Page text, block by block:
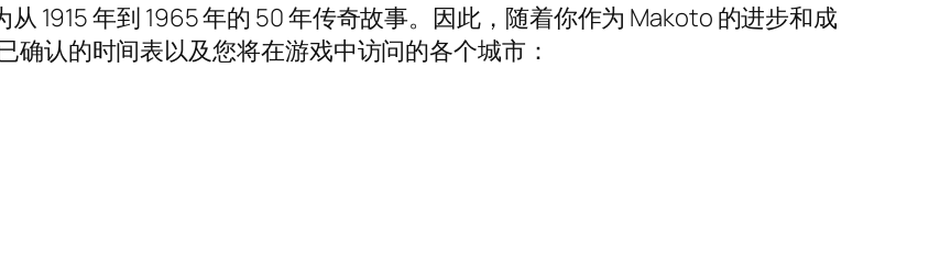
1915 年到 1965 年的 50 年传奇故事。因此，随着你作为 Makoto 的进步和成
认的时间表以及您将在游戏中访问的各个城市：